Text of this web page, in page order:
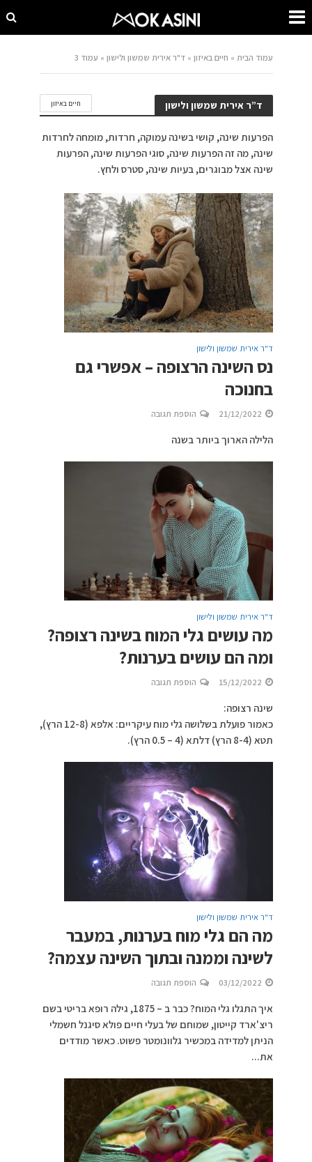
עמוד הבית » חיים באיזון »ד"ר אירית שמשון ולישון » עמוד 3
ד”ר אירית שמשון ולישון חיים באיזון
הפרעות שינה, קושי בשינה עמוקה, חרדות, מומחה לחרדות
שינה, מה זה הפרעות שינה, סוגי הפרעות שינה, הפרעות
שינה אצל מבוגרים, בעיות שינה, סטרס ולחץ.
ד"ר אירית שמשון ולישון
נס השינה הרצופה – אפשרי גם
בחנוכה
21/12/2022 הוספת תגובה
הלילה הארוך ביותר בשנה
ד"ר אירית שמשון ולישון
מה עושים גלי המוח בשינה רצופה?
ומה הם עושים בערנות?
15/12/2022 הוספת תגובה
שינה רצופה:
כאמור פועלת בשלושה גלי מוח עיקריים: אלפא (12-8 הרץ),
תטא (8-4 הרץ) דלתא (4 – 0.5 הרץ).
ד"ר אירית שמשון ולישון
מה הם גלי מוח בערנות, במעבר
לשינה וממנה ובתוך השינה עצמה?
03/12/2022 הוספת תגובה
איך התגלו גלי המוח? כבר ב – 1875, גילה רופא בריטי בשם
ריצ'ארד קייטון, שמוחם של בעלי חיים פולא סיגנל חשמלי
הניתן למדידה במכשיר גלוונומטר פשוט. כאשר מודדים
את...